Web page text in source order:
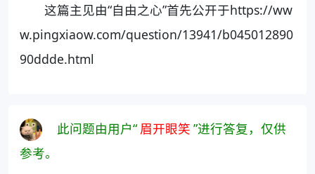
这篇主见由“自由之心”首先公开于https://ww
w.pingxiaow.com/question/13941/b045012890
90ddde.html
此问题由用户“ 眉开眼笑 ”进行答复，仅供
参考。